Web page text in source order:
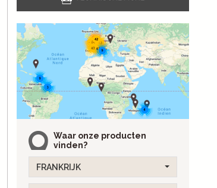
Waar onze producten
vinden?
FRANKRIJK